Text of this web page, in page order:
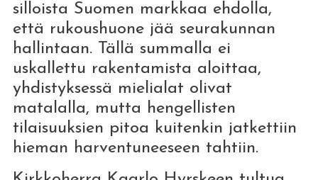
silloista Suomen markkaa ehdolla,
että rukoushuone jää seurakunnan
hallintaan. Tällä summalla ei
uskallettu rakentamista aloittaa,
yhdistyksessä mielialat olivat
matalalla, mutta hengellisten
tilaisuuksien pitoa kuitenkin jatkettiin
hieman harventuneeseen tahtiin.